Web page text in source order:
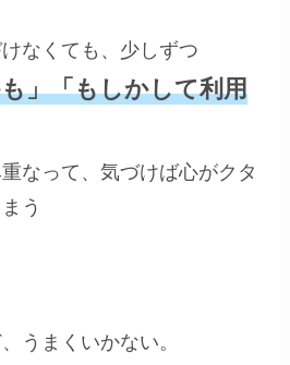
なくても、少しずつ
」「もしかして利用
なって、気づけば心がクタ
う
うまくいかない。